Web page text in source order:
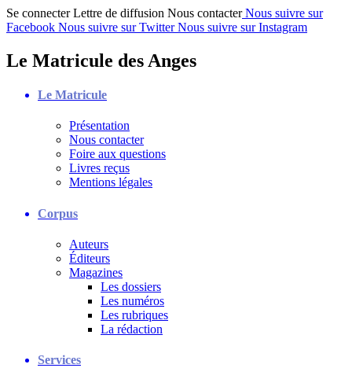
Se connecter Lettre de diffusion Nous contacter Nous suivre sur
Facebook Nous suivre sur Twitter Nous suivre sur Instagram
Le Matricule des Anges
Le Matricule
Présentation
Nous contacter
Foire aux questions
Livres reçus
Mentions légales
Corpus
Auteurs
Éditeurs
Magazines
Les dossiers
Les numéros
Les rubriques
La rédaction
Services